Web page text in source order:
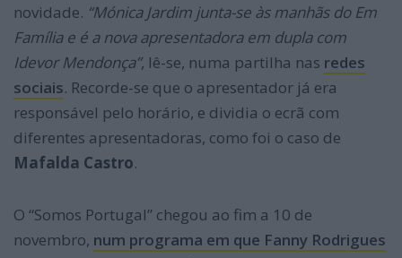
novidade. “Mónica Jardim junta-se às manhãs do Em
Família e é a nova apresentadora em dupla com
Idevor Mendonça”, lê-se, numa partilha nas redes
sociais. Recorde-se que o apresentador já era
responsável pelo horário, e dividia o ecrã com
diferentes apresentadoras, como foi o caso de
Mafalda Castro.
O “Somos Portugal” chegou ao fim a 10 de
novembro, num programa em que Fanny Rodrigues